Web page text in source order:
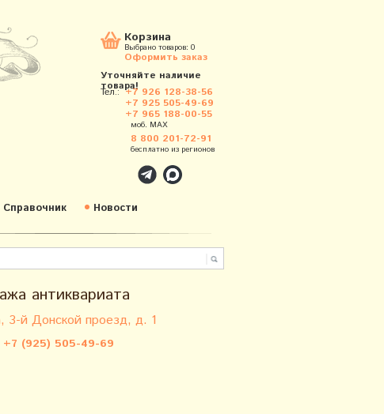
Корзина
Выбрано товаров: 0
Оформить заказ
Уточняйте наличие
товара!
Тел.: +7 926 128-38-56
+7 925 505-49-69
+7 965 188-00-55
моб. MAX
8 800 201-72-91
бесплатно из регионов
Справочник Новости
антиквариата
3-й Донской проезд, д. 1
+7 (925) 505-49-69